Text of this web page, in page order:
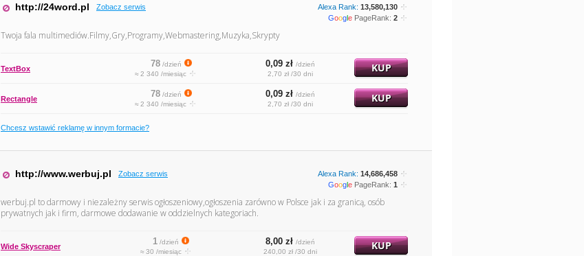
http://24word.pl Zobacz serwis Alexa Rank: 13,580,130
Google PageRank: 2
Twoja fala multimediów.Filmy,Gry,Programy,Webmastering,Muzyka,Skrypty
TextBox 78/dzień
≈ 2 340 /miesiąc
0,09 zł /dzień
2,70 zł /30 dni
KUP
Rectangle 78/dzień
≈ 2 340 /miesiąc
0,09 zł /dzień
2,70 zł /30 dni
KUP
Chcesz wstawić reklamę w innym formacie?
http://www.werbuj.pl Zobacz serwis Alexa Rank: 14,686,458
Google PageRank: 1
werbuj.pl to darmowy i niezależny serwis ogłoszeniowy,ogłoszenia zarówno w Polsce jak i za granicą, osób
prywatnych jak i firm, darmowe dodawanie w oddzielnych kategoriach.
Wide Skyscraper 1 /dzień
≈ 30 /miesiąc
8,00 zł /dzień
240,00 zł /30 dni
KUP